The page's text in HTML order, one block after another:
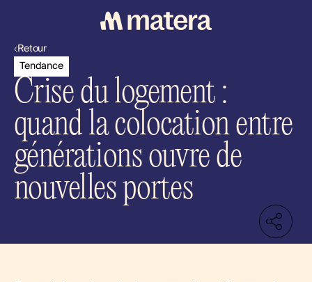
Retour
Tendance
Crise du logement :
quand la colocation entre
générations ouvre de
nouvelles portes